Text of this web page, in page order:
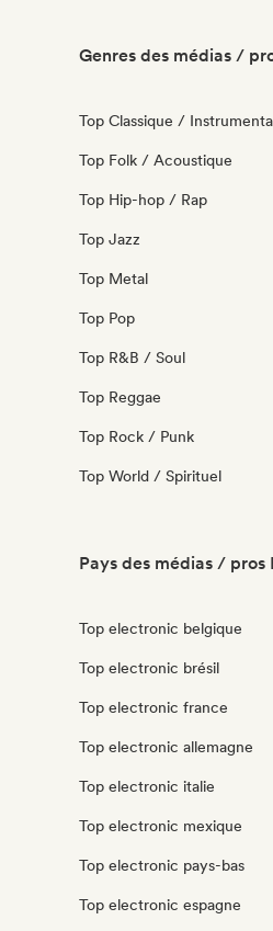
Genres des médias /
Top Classique /
Top Folk / Acoustique
Top Hip-hop / Rap
Top Jazz
Top Metal
Top Pop
Top R&B / Soul
Top Reggae
Top Rock / Punk
Top World / Spirituel
Pays des médias / pros
Top electronic belgique
Top electronic brésil
Top electronic france
Top electronic allemagne
Top electronic italie
Top electronic mexique
Top electronic pays-bas
Top electronic espagne